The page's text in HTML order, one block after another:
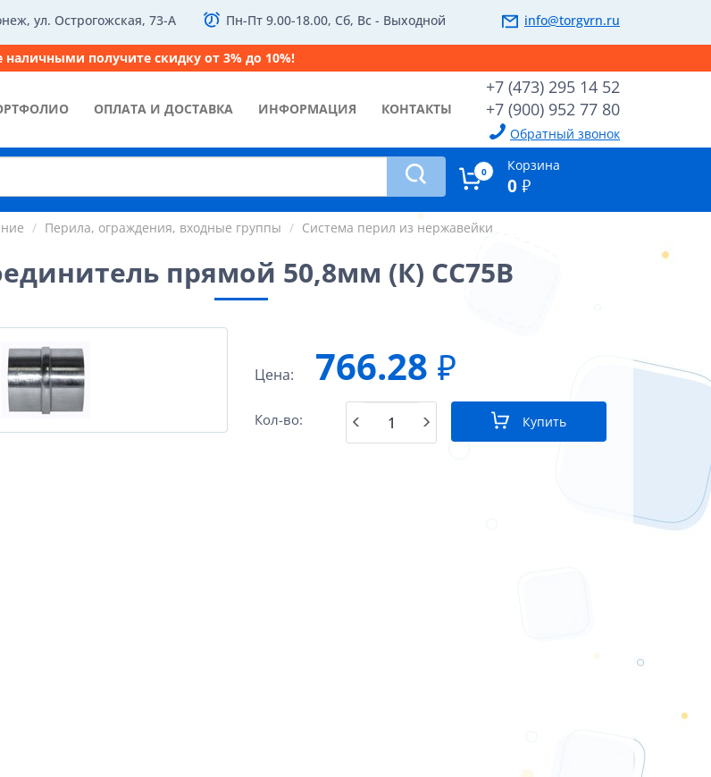
ул. Острогожская, 73-А Пн-Пт 9.00-18.00, Сб, Вс - Выходной info@torgvrn.ru
наличными получите скидку от 3% до 10%!
+7 (473) 295 14 52
+7 (900) 952 77 80
Обратный звонок
ОПЛАТА И ДОСТАВКА ИНФОРМАЦИЯ КОНТАКТЫ
0 Корзина
0 ₽
Перила, ограждения, входные группы Система перил из нержавейки
прямой 50,8мм (К) CC75B
Цена: 766.28 ₽
Кол-во: Купить